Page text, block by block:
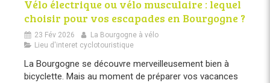
Vélo électrique ou vélo musculaire : lequel
choisir pour vos escapades en Bourgogne ?
23 Fév 2026
La Bourgogne à vélo
Lieu d'interet cyclotouristique
La Bourgogne se découvre merveilleusement bien à
bicyclette. Mais au moment de préparer vos vacances